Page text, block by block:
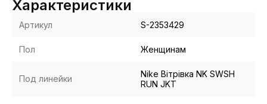
Характеристики
Артикул S-2353429
Пол Женщинам
Под линейки
Nike Вітрівка NK SWSH
RUN JKT